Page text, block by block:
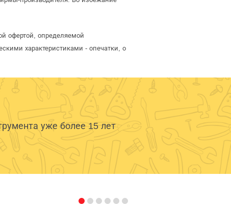
офертой, определяемой
характеристиками - опечатки, о
уже более 15 лет